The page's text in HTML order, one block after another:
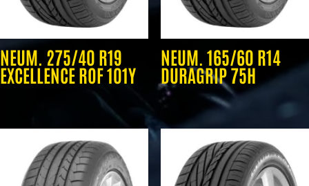
NEUM. 275/40 R19
EXCELLENCE ROF 101Y
NEUM. 165/60 R14
DURAGRIP 75H